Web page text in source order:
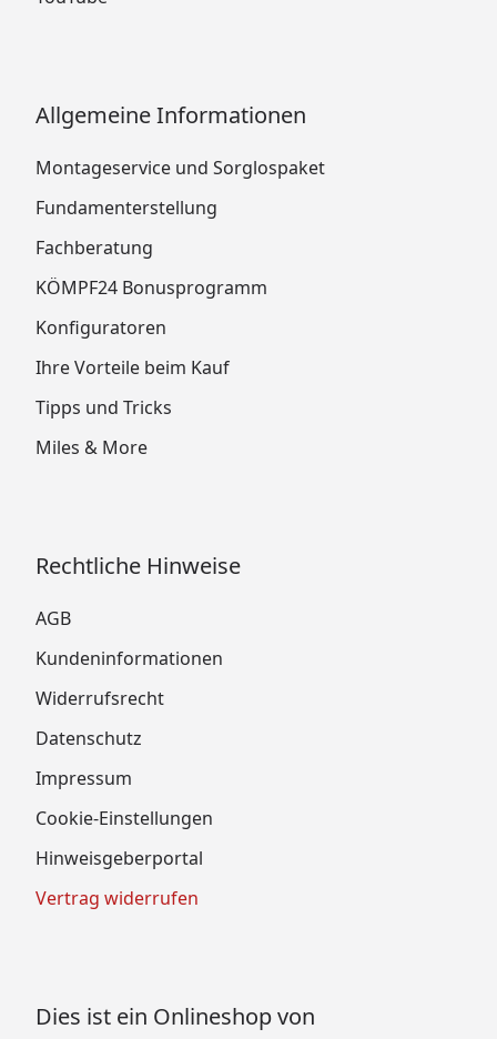
Allgemeine Informationen
Montageservice und Sorglospaket
Fundamenterstellung
Fachberatung
KÖMPF24 Bonusprogramm
Konfiguratoren
Ihre Vorteile beim Kauf
Tipps und Tricks
Miles & More
Rechtliche Hinweise
AGB
Kundeninformationen
Widerrufsrecht
Datenschutz
Impressum
Cookie-Einstellungen
Hinweisgeberportal
Vertrag widerrufen
Dies ist ein Onlineshop von